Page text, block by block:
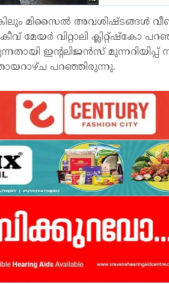
മിസൈല്‍ അവശിഷ്ടങ്ങള്‍
മേയര്‍ വിറ്റാലി ക്ലിറ്റ്ഷ്‌കോ
ഇന്റലിജന്‍സ് മുന്നറിയിപ്പ്
പറഞ്ഞിരുന്നു.